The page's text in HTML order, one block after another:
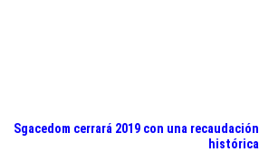
Sgacedom cerrará 2019 con una recaudación
histórica